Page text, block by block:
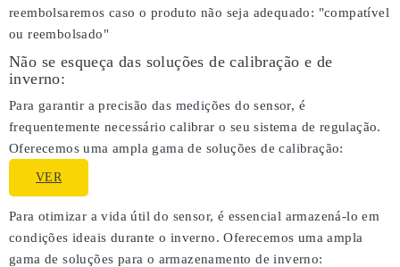
reembolsaremos caso o produto não seja adequado: "compatível
ou reembolsado"
Não se esqueça das soluções de calibração e de
inverno:
Para garantir a precisão das medições do sensor, é
frequentemente necessário calibrar o seu sistema de regulação.
Oferecemos uma ampla gama de soluções de calibração:
VER
Para otimizar a vida útil do sensor, é essencial armazená-lo em
condições ideais durante o inverno. Oferecemos uma ampla
gama de soluções para o armazenamento de inverno: